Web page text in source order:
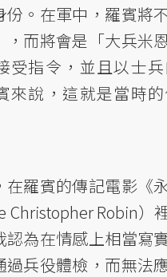
份。在軍中，羅賓將
，而將會是「大兵米
受指令，並且以士
來說，這就是當時
在羅賓的傳記電影《
Christopher Robin）
認為在情感上相當寫
過兵役體檢，而無法